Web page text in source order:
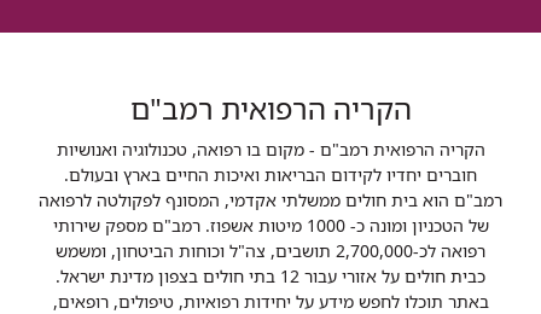
הקריה הרפואית רמב"ם
הקריה הרפואית רמב"ם - מקום בו רפואה, טכנולוגיה ואנושיות
חוברים יחדיו לקידום הבריאות ואיכות החיים בארץ ובעולם.
רמב"ם הוא בית חולים ממשלתי אקדמי, המסונף לפקולטה לרפואה
של הטכניון ומונה כ- 1000 מיטות אשפוז. רמב"ם מספק שירותי
רפואה לכ-2,700,000 תושבים, צה"ל וכוחות הביטחון, ומשמש
כבית חולים על אזורי עבור 12 בתי חולים בצפון מדינת ישראל.
באתר תוכלו לחפש מידע על יחידות רפואיות, טיפולים, רופאים,